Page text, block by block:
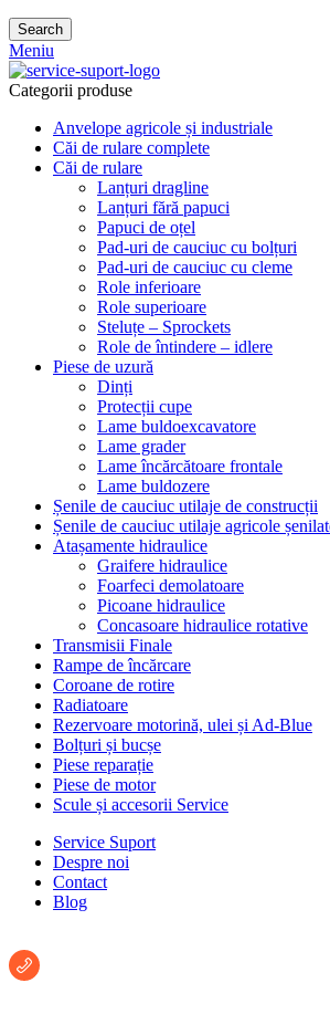
Search
Meniu
Categorii produse
Anvelope agricole și industriale
Căi de rulare complete
Căi de rulare
Lanțuri dragline
Lanțuri fără papuci
Papuci de oțel
Pad-uri de cauciuc cu bolțuri
Pad-uri de cauciuc cu cleme
Role inferioare
Role superioare
Steluțe – Sprockets
Role de întindere – idlere
Piese de uzură
Dinți
Protecții cupe
Lame buldoexcavatore
Lame grader
Lame încărcătoare frontale
Lame buldozere
Șenile de cauciuc utilaje de construcții
Șenile de cauciuc utilaje agricole
Atașamente hidraulice
Graifere hidraulice
Foarfeci demolatoare
Picoane hidraulice
Concasoare hidraulice rotative
Transmisii Finale
Rampe de încărcare
Coroane de rotire
Radiatoare
Rezervoare motorină, ulei și Ad-Blue
Bolțuri și bucșe
Piese reparație
Piese de motor
Scule și accesorii Service
Service Suport
Despre noi
Contact
Blog